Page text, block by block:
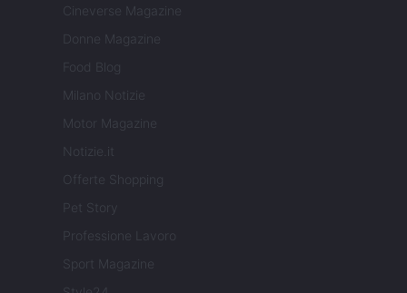
Cineverse Magazine
Donne Magazine
Food Blog
Milano Notizie
Motor Magazine
Notizie.it
Offerte Shopping
Pet Story
Professione Lavoro
Sport Magazine